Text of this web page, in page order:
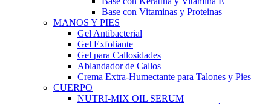
Base con Vitaminas y Proteinas
MANOS Y PIES
Gel Antibacterial
Gel Exfoliante
Gel para Callosidades
Ablandador de Callos
Crema Extra-Humectante para Talones y Pies
CUERPO
NUTRI-MIX OIL SERUM